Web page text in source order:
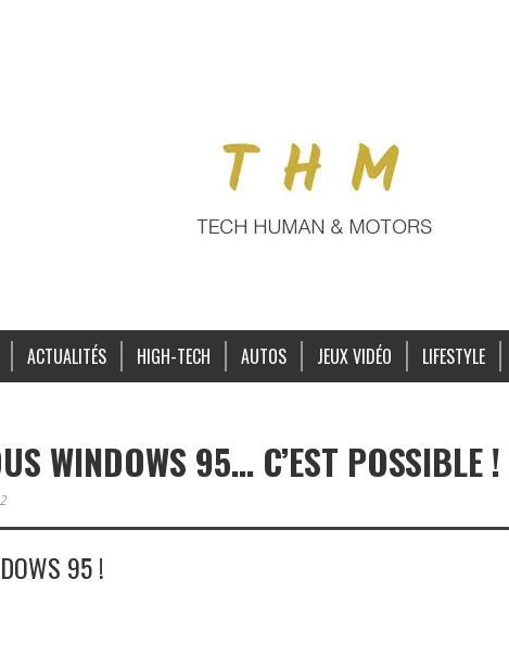
ACTUALITÉS HIGH-TECH AUTOS JEUX VIDÉO LIFESTYLE
WINDOWS 95… C’EST POSSIBLE !
95 !